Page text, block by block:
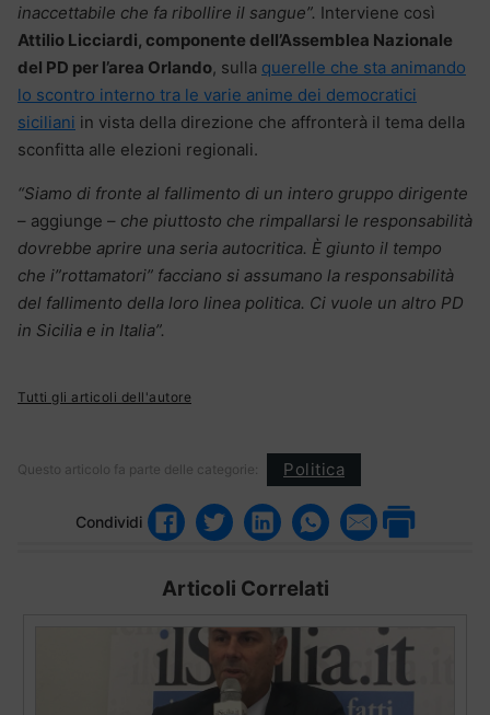
inaccettabile che fa ribollire il sangue”. Interviene così
Attilio Licciardi, componente dell’Assemblea Nazionale
del PD per l’area Orlando, sulla querelle che sta animando
lo scontro interno tra le varie anime dei democratici
siciliani in vista della direzione che affronterà il tema della
sconfitta alle elezioni regionali.
“Siamo di fronte al fallimento di un intero gruppo dirigente
– aggiunge – che piuttosto che rimpallarsi le responsabilità
dovrebbe aprire una seria autocritica. È giunto il tempo
che i”rottamatori” facciano si assumano la responsabilità
del fallimento della loro linea politica. Ci vuole un altro PD
in Sicilia e in Italia”.
Tutti gli articoli dell'autore
Questo articolo fa parte delle categorie: Politica
Condividi
Articoli Correlati